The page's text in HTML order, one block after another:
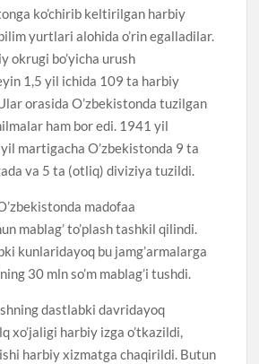
ko’chirib keltirilgan harbiy
yurtlari alohida o’rin egalladilar.
okrugi bo’yicha urush
1,5 yil ichida 109 ta harbiy
orasida O’zbekistonda tuzilgan
ham bor edi. 1941 yil
martigacha O’zbekistonda 9 ta
va 5 ta (otliq) diviziya tuzildi.
madofaa
mablag’ to’plash tashkil qilindi.
kunlaridayoq bu jamg’armalarga
30 mln so’m mablag’i tushdi.
dastlabki davridayoq
xo’jaligi harbiy izga o’tkazildi,
harbiy xizmatga chaqirildi. Butun